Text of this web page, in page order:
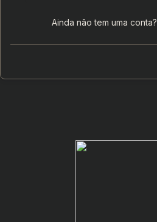
Ainda não tem uma conta?